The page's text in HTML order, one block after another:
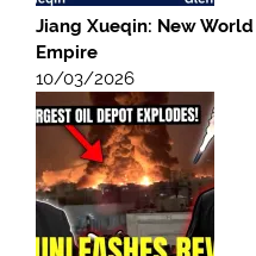
Jiang Xueqin: New World
Empire
10/03/2026